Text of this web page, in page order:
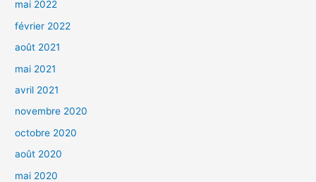
mai 2022
février 2022
août 2021
mai 2021
avril 2021
novembre 2020
octobre 2020
août 2020
mai 2020